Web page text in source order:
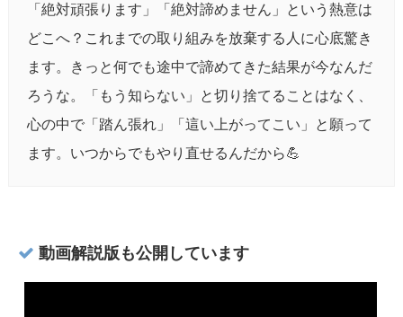
「絶対頑張ります」「絶対諦めません」という熱意は
どこへ？これまでの取り組みを放棄する人に心底驚き
ます。きっと何でも途中で諦めてきた結果が今なんだ
ろうな。「もう知らない」と切り捨てることはなく、
心の中で「踏ん張れ」「這い上がってこい」と願って
ます。いつからでもやり直せるんだから💪
動画解説版も公開しています